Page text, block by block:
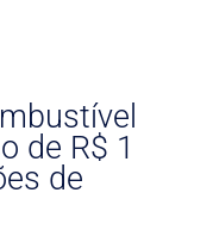
de R$ 1
de